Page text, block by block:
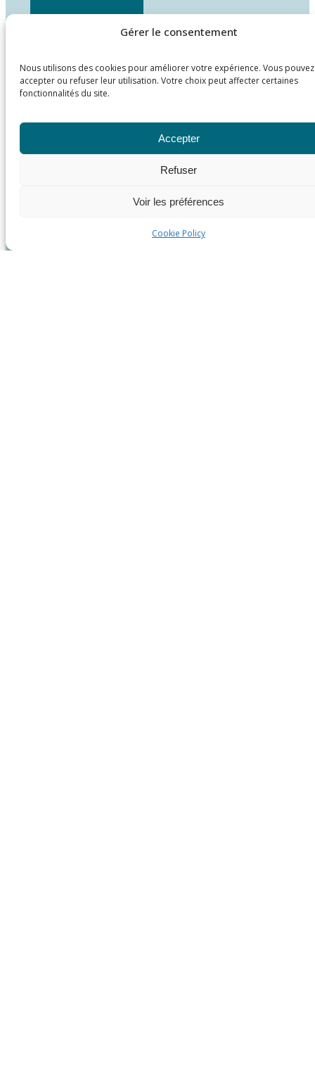
Gérer le consentement
Nous utilisons des cookies pour améliorer votre expérience. Vous pouvez
accepter ou refuser leur utilisation. Votre choix peut affecter certaines
fonctionnalités du site.
Accepter
Refuser
Voir les préférences
Cookie Policy